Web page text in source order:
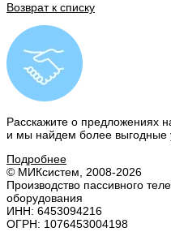
Возврат к списку
Расскажите о предложениях
и мы найдем более выгодные
Подробнее
© МИКсистем, 2008-2026
Производство пассивного
оборудования
ИНН: 6453094216
ОГРН: 1076453004198